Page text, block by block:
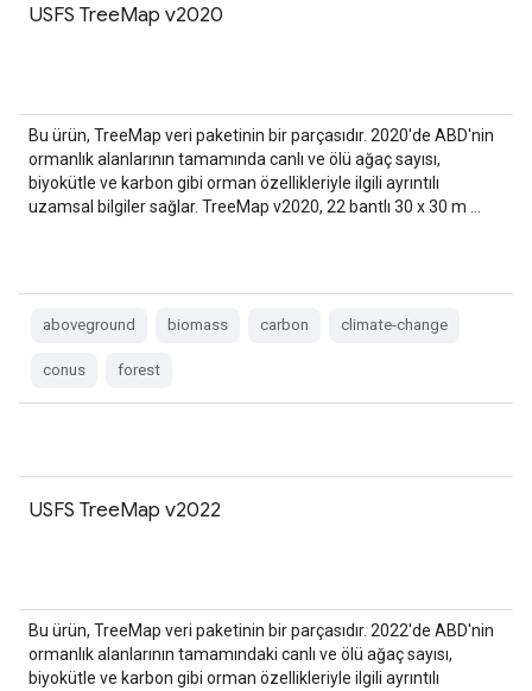
USFS TreeMap v2020
Bu ürün, TreeMap veri paketinin bir parçasıdır. 2020'de ABD'nin
ormanlık alanlarının tamamında canlı ve ölü ağaç sayısı,
biyokütle ve karbon gibi orman özellikleriyle ilgili ayrıntılı
uzamsal bilgiler sağlar. TreeMap v2020, 22 bantlı 30 x 30 m …
aboveground biomass carbon climate-change
conus forest
USFS TreeMap v2022
Bu ürün, TreeMap veri paketinin bir parçasıdır. 2022'de ABD'nin
ormanlık alanlarının tamamındaki canlı ve ölü ağaç sayısı,
biyokütle ve karbon gibi orman özellikleriyle ilgili ayrıntılı